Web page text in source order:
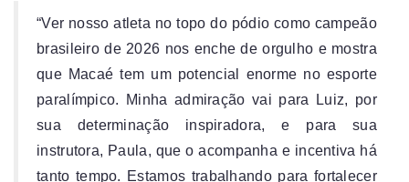
“Ver nosso atleta no topo do pódio como campeão
brasileiro de 2026 nos enche de orgulho e mostra
que Macaé tem um potencial enorme no esporte
paralímpico. Minha admiração vai para Luiz, por
sua determinação inspiradora, e para sua
instrutora, Paula, que o acompanha e incentiva há
tanto tempo. Estamos trabalhando para fortalecer